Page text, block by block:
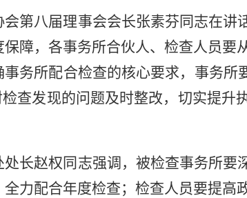
第八届理事会会长张素芬同志在讲
保障，各事务所合伙人、检查人员要
务所配合检查的核心要求，事务所
查发现的问题及时整改，切实提升
处长赵权同志强调， 被检查事务所要
力配合年度检查；检查人员要提高